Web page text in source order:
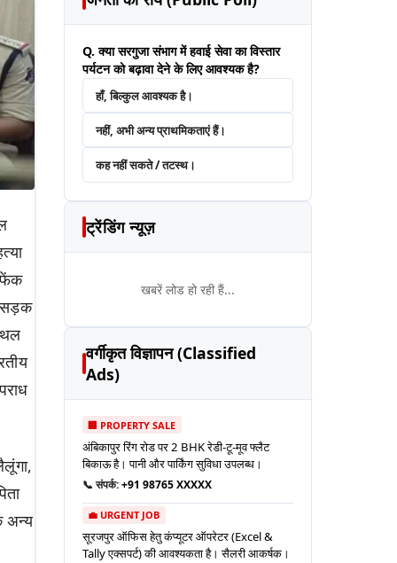
फेंक
सड़क
अन्य
Q. क्या सरगुजा संभाग में हवाई सेवा का विस्तार
पर्यटन को बढ़ावा देने के लिए आवश्यक है?
हाँ, बिल्कुल आवश्यक है।
नहीं, अभी अन्य प्राथमिकताएं हैं।
कह नहीं सकते / तटस्थ।
ट्रेंडिंग न्यूज़
खबरें लोड हो रही हैं...
वर्गीकृत विज्ञापन (Classified
Ads)
🏢 PROPERTY SALE
अंबिकापुर रिंग रोड पर 2 BHK रेडी-टू-मूव फ्लैट
बिकाऊ है। पानी और पार्किंग सुविधा उपलब्ध।
📞 संपर्क:+91 98765 XXXXX
💼 URGENT JOB
सूरजपुर ऑफिस हेतु कंप्यूटर ऑपरेटर (Excel &
Tally एक्सपर्ट) की आवश्यकता है। सैलरी आकर्षक।